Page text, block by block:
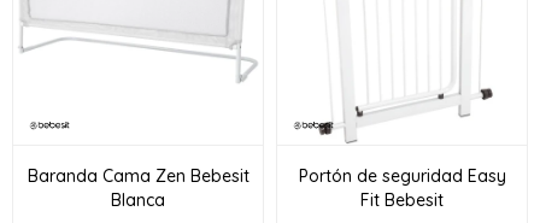
Baranda Cama Zen Bebesit
Blanca
Portón de seguridad Easy
Fit Bebesit